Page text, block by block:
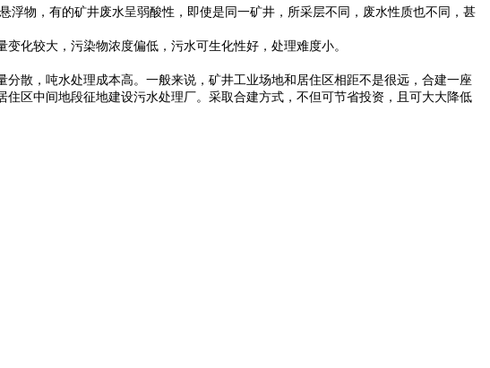
物，有的矿井废水呈弱酸性，即使是同一矿井，所采层不同，废水性质也不同，甚
化较大，污染物浓度偏低，污水可生化性好，处理难度小。
，吨水处理成本高。一般来说，矿井工业场地和居住区相距不是很远，合建一座
区中间地段征地建设污水处理厂。采取合建方式，不但可节省投资，且可大大降低